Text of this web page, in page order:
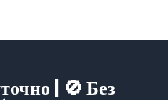
| 🚫 Без